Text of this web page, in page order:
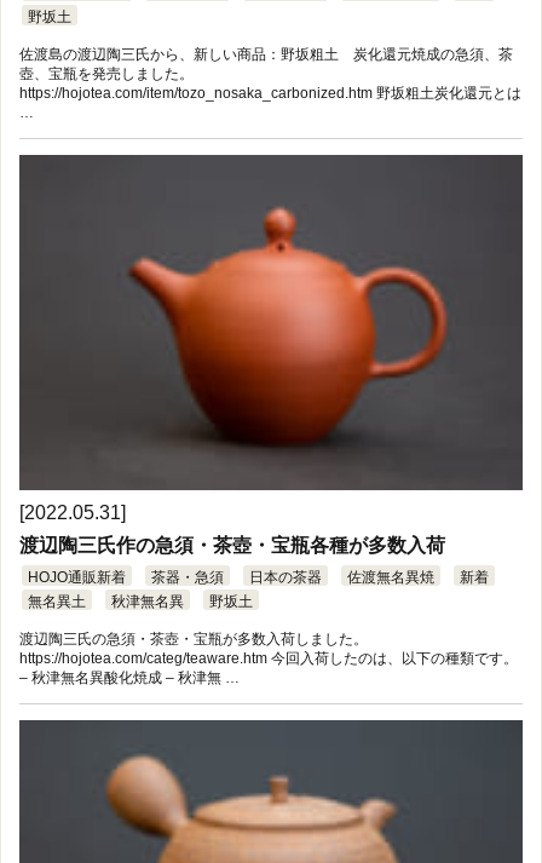
野坂土
佐渡島の渡辺陶三氏から、新しい商品：野坂粗土 炭化還元焼成の急須、茶
壺、宝瓶を発売しました。
https://hojotea.com/item/tozo_nosaka_carbonized.htm 野坂粗土炭化還元とは
…
[2022.05.31]
渡辺陶三氏作の急須・茶壺・宝瓶各種が多数入荷
HOJO通販新着 茶器・急須 日本の茶器 佐渡無名異焼
新着
無名異土
秋津無名異 野坂土
渡辺陶三氏の急須・茶壺・宝瓶が多数入荷しました。
https://hojotea.com/categ/teaware.htm 今回入荷したのは、以下の種類です。
– 秋津無名異酸化焼成 – 秋津無 …